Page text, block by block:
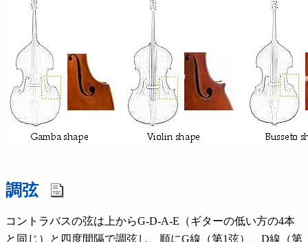
調弦
コントラバスの弦は上からG-D-A-E（ギターの低い方の4本
と同じ）と四度間隔で調弦し、順にG線（第1弦）、D線（第